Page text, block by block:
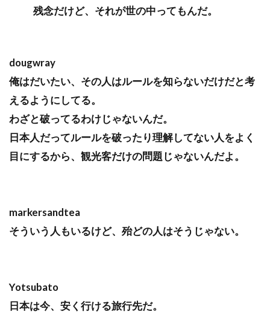
残念だけど、それが世の中ってもんだ。
dougwray
俺はだいたい、その人はルールを知らないだけだと考
えるようにしてる。
わざと破ってるわけじゃないんだ。
日本人だってルールを破ったり理解してない人をよく
目にするから、観光客だけの問題じゃないんだよ。
markersandtea
そういう人もいるけど、殆どの人はそうじゃない。
Yotsubato
日本は今、安く行ける旅行先だ。